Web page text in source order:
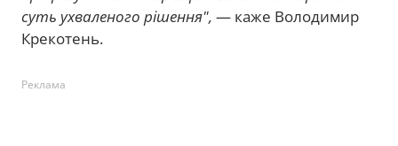
суть ухваленого рішення", — каже Володимир
Крекотень.
Реклама